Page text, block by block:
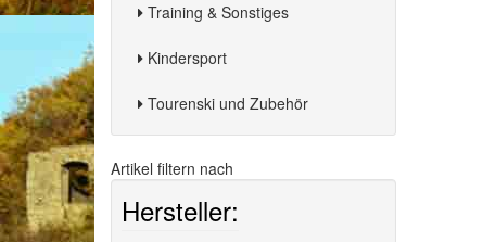
Training & Sonstiges
Kindersport
Tourenski und Zubehör
Artikel filtern nach
Hersteller: